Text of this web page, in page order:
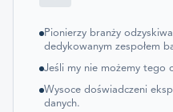
Pionierzy branży
dedykowanym zespołem
Jeśli my nie możemy tego
Wysoce doświadczeni
danych.